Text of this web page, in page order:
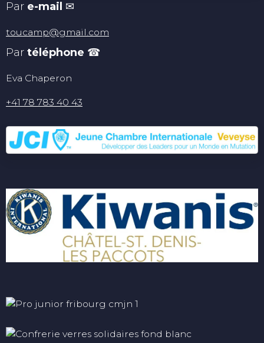
Par e-mail ✉
toucamp@gmail.com
Par téléphone ☎
Eva Chaperon
+41 78 783 40 43